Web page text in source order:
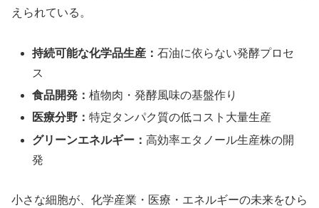
えられている。
持続可能な化学品生産：石油に依らない発酵プロセ
ス
食品開発：植物肉・発酵風味の基盤作り
医療分野：特定タンパク質の低コスト大量生産
グリーンエネルギー：高効率エタノール生産株の開
発
小さな細胞が、化学産業・医療・エネルギーの未来をひら